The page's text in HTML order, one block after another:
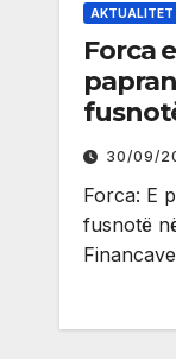
AKTUALITET
Forca
30/09/
Forca: E
fusnotë